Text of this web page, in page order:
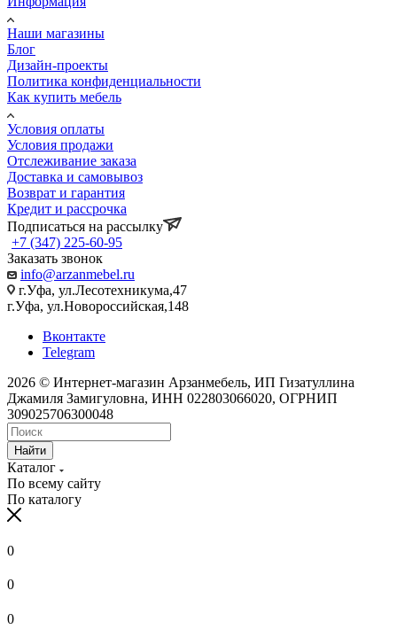
Наши магазины
Блог
Дизайн-проекты
Политика конфиденциальности
Как купить мебель
Условия оплаты
Условия продажи
Отслеживание заказа
Доставка и самовывоз
Возврат и гарантия
Кредит и рассрочка
Подписаться на рассылку
+7 (347) 225-60-95
Заказать звонок
info@arzanmebel.ru
г.Уфа, ул.Лесотехникума,47
г.Уфа, ул.Новороссийская,148
Вконтакте
Telegram
2026 © Интернет-магазин Арзанмебель, ИП Гизатуллина
Джамиля Замигуловна, ИНН 022803066020, ОГРНИП
309025706300048
Найти
Каталог
По всему сайту
По каталогу
0
0
0